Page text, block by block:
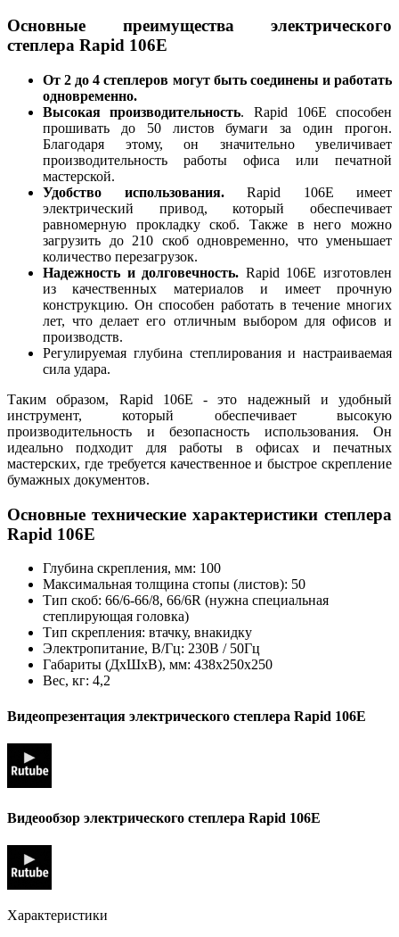
Основные преимущества электрического
степлера Rapid 106E
От 2 до 4 степлеров могут быть соединены и работать
одновременно.
Высокая производительность. Rapid 106E способен
прошивать до 50 листов бумаги за один прогон.
Благодаря этому, он значительно увеличивает
производительность работы офиса или печатной
мастерской.
Удобство использования.Rapid 106E имеет
электрический привод, который обеспечивает
равномерную прокладку скоб. Также в него можно
загрузить до 210 скоб одновременно, что уменьшает
количество перезагрузок.
Надежность и долговечность. Rapid 106E изготовлен
из качественных материалов и имеет прочную
конструкцию. Он способен работать в течение многих
лет, что делает его отличным выбором для офисов и
производств.
Регулируемая глубина степлирования и настраиваемая
сила удара.
Таким образом, Rapid 106E - это надежный и удобный
инструмент, который обеспечивает высокую
производительность и безопасность использования. Он
идеально подходит для работы в офисах и печатных
мастерских, где требуется качественное и быстрое скрепление
бумажных документов.
Основные технические характеристики степлера
Rapid 106E
Глубина скрепления, мм: 100
Максимальная толщина стопы (листов): 50
Тип скоб: 66/6-66/8, 66/6R (нужна специальная
степлирующая головка)
Тип скрепления: втачку, внакидку
Электропитание, В/Гц: 230В / 50Гц
Габариты (ДхШхВ), мм: 438x250x250
Вес, кг: 4,2
Видеопрезентация электрического степлера Rapid 106E
Видеообзор электрического степлера Rapid 106E
Характеристики